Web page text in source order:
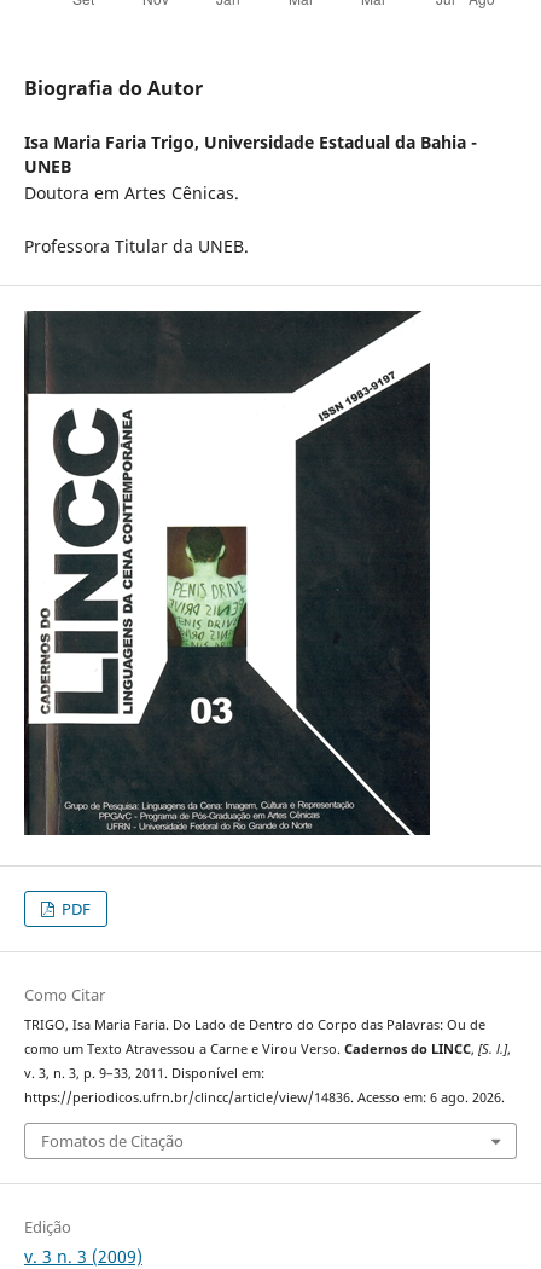
Biografia do Autor
Isa Maria Faria Trigo, Universidade Estadual da Bahia -
UNEB
Doutora em Artes Cênicas.
Professora Titular da UNEB.
PDF
Como Citar
TRIGO, Isa Maria Faria. Do Lado de Dentro do Corpo das Palavras: Ou de
como um Texto Atravessou a Carne e Virou Verso. Cadernos do LINCC, [S. l.],
v. 3, n. 3, p. 9–33, 2011. Disponível em:
https://periodicos.ufrn.br/clincc/article/view/14836. Acesso em: 6 ago. 2026.
Fomatos de Citação
Edição
v. 3 n. 3 (2009)